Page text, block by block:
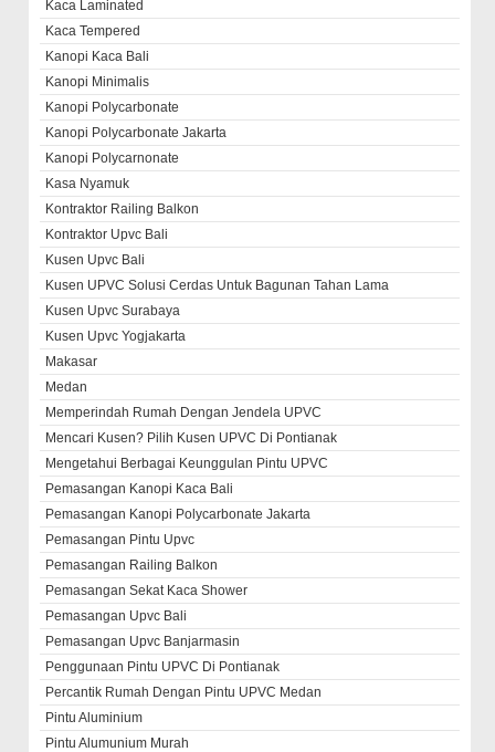
Kaca Laminated
Kaca Tempered
Kanopi Kaca Bali
Kanopi Minimalis
Kanopi Polycarbonate
Kanopi Polycarbonate Jakarta
Kanopi Polycarnonate
Kasa Nyamuk
Kontraktor Railing Balkon
Kontraktor Upvc Bali
Kusen Upvc Bali
Kusen UPVC Solusi Cerdas Untuk Bagunan Tahan Lama
Kusen Upvc Surabaya
Kusen Upvc Yogjakarta
Makasar
Medan
Memperindah Rumah Dengan Jendela UPVC
Mencari Kusen? Pilih Kusen UPVC Di Pontianak
Mengetahui Berbagai Keunggulan Pintu UPVC
Pemasangan Kanopi Kaca Bali
Pemasangan Kanopi Polycarbonate Jakarta
Pemasangan Pintu Upvc
Pemasangan Railing Balkon
Pemasangan Sekat Kaca Shower
Pemasangan Upvc Bali
Pemasangan Upvc Banjarmasin
Penggunaan Pintu UPVC Di Pontianak
Percantik Rumah Dengan Pintu UPVC Medan
Pintu Aluminium
Pintu Alumunium Murah